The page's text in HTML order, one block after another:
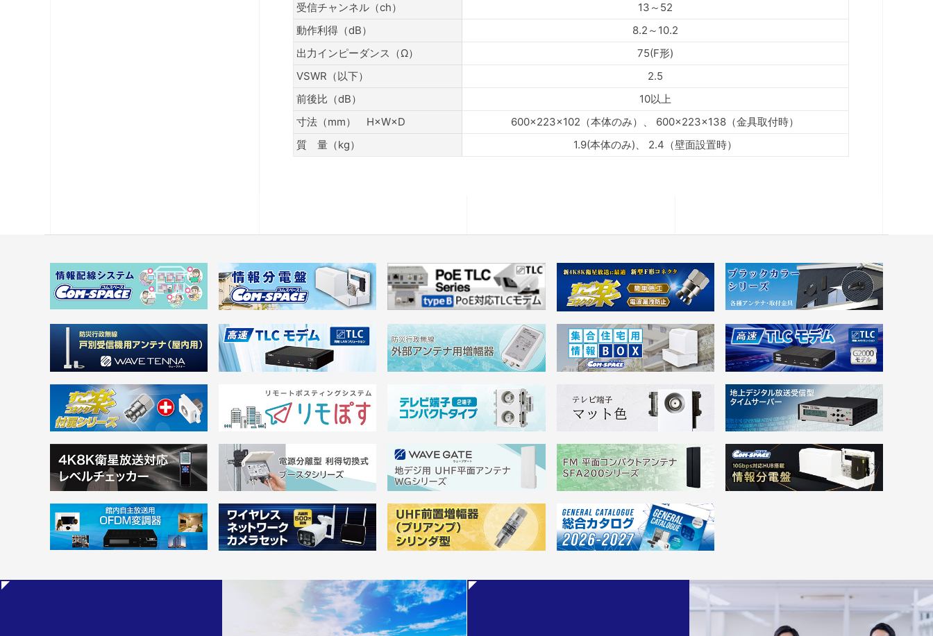
受信チャンネル（ch）
13～52
動作利得（dB）
8.2～10.2
出力インピーダンス（Ω）
75(F形)
VSWR（以下）
2.5
前後比（dB）
10以上
寸法（mm） H×W×D
600×223×102（本体のみ）、 600×223×138（金具取付時）
質 量（kg）
1.9(本体のみ)、 2.4（壁面設置時）